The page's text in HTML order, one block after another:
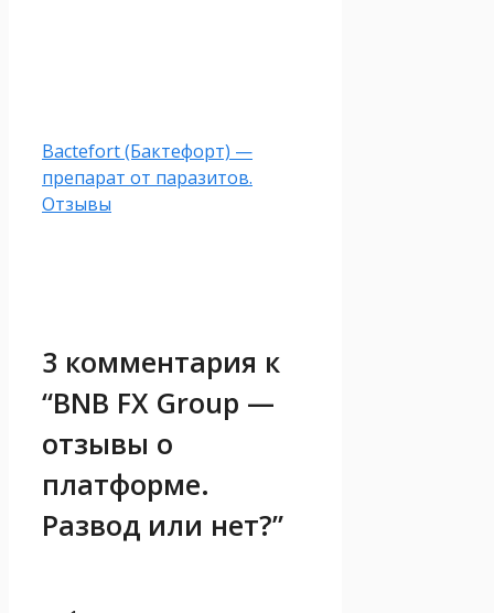
Bactefort (Бактефорт) —
препарат от паразитов.
Отзывы
3 комментария к
“BNB FX Group —
отзывы о
платформе.
Развод или нет?”